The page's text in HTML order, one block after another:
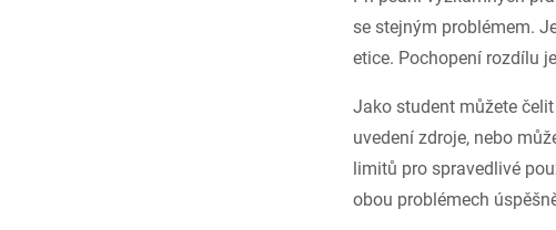
se stejným problémem.
etice. Pochopení rozdílu
Jako student můžete
uvedení zdroje, nebo
limitů pro spravedlivé
obou problémech